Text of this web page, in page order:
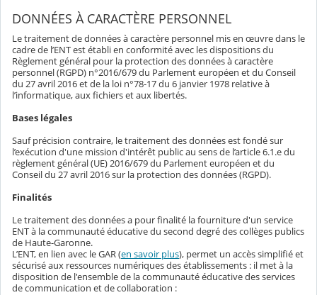
DONNÉES À CARACTÈRE PERSONNEL
Le traitement de données à caractère personnel mis en œuvre dans le
cadre de l’ENT est établi en conformité avec les dispositions du
Règlement général pour la protection des données à caractère
personnel (RGPD) n°2016/679 du Parlement européen et du Conseil
du 27 avril 2016 et de la loi n°78-17 du 6 janvier 1978 relative à
l’informatique, aux fichiers et aux libertés.
Bases légales
Sauf précision contraire, le traitement des données est fondé sur
l’exécution d'une mission d'intérêt public au sens de l’article 6.1.e du
règlement général (UE) 2016/679 du Parlement européen et du
Conseil du 27 avril 2016 sur la protection des données (RGPD).
Finalités
Le traitement des données a pour finalité la fourniture d'un service
ENT à la communauté éducative du second degré des collèges publics
de Haute-Garonne.
L’ENT, en lien avec le GAR (en savoir plus), permet un accès simplifié et
sécurisé aux ressources numériques des établissements : il met à la
disposition de l'ensemble de la communauté éducative des services
de communication et de collaboration :